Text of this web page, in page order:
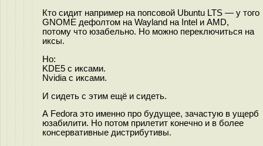
Кто сидит например на попсовой Ubuntu LTS — у того
GNOME дефолтом на Wayland на Intel и AMD,
потому что юзабельно. Но можно переключиться на
иксы.
Но:
KDE5 с иксами.
Nvidia с иксами.
И сидеть с этим ещё и сидеть.
А Fedora это именно про будущее, зачастую в ущерб
юзабилити. Но потом прилетит конечно и в более
консервативные дистрибутивы.